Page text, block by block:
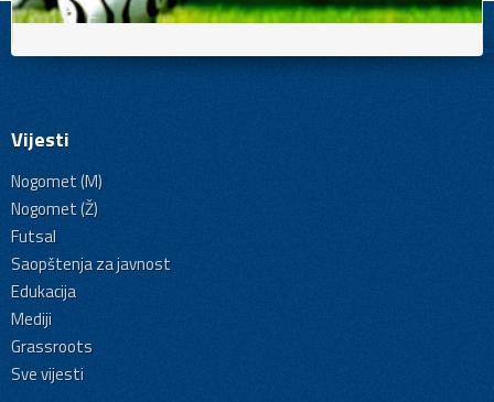
Vijesti
Nogomet (M)
Nogomet (Ž)
Futsal
Saopštenja za javnost
Edukacija
Mediji
Grassroots
Sve vijesti